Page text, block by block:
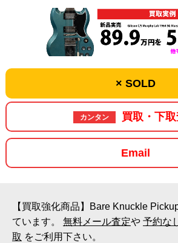
× SOLD
カンタン 買取・下
Email
【買取強化商品】Bare Knuckle
ています。 無料メール査定や 予約な
取 をご利用下さい。